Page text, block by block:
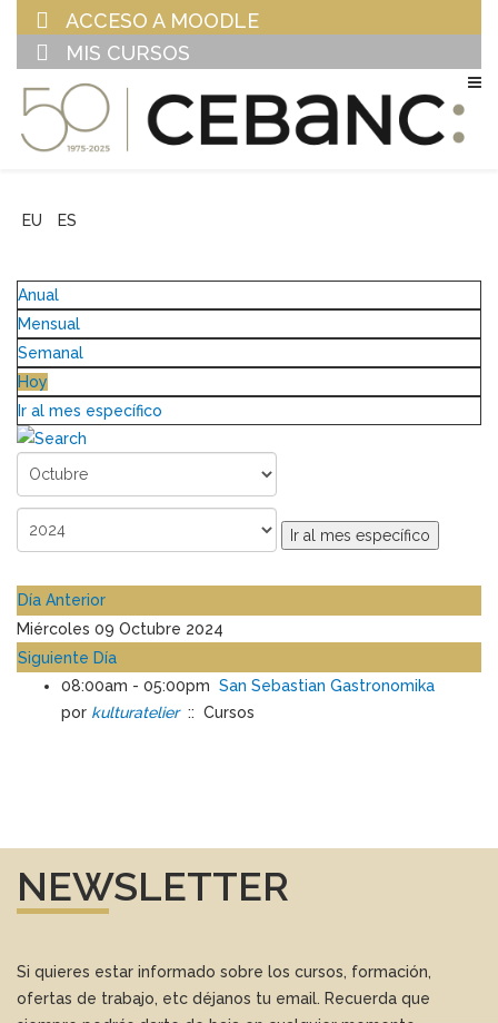
ACCESO A MOODLE
MIS CURSOS
EU ES
Anual
Mensual
Semanal
Hoy
Ir al mes específico
Ir al mes específico
Día Anterior
Miércoles 09 Octubre 2024
Siguiente Día
08:00am - 05:00pm San Sebastian Gastronomika
por kulturatelier:: Cursos
NEWSLETTER
Si quieres estar informado sobre los cursos, formación,
ofertas de trabajo, etc déjanos tu email. Recuerda que